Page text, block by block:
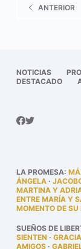
ANTERIOR
NOTICIAS
DESTACADO
LA PROMESA:
ÁNGELA·
MARTINA Y
ENTRE MARÍA Y
MOMENTO DE
SUEÑOS DE
SIENTEN ·
AMIGOS·